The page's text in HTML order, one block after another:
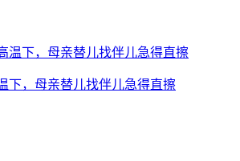
下，母亲替儿找伴儿急得直擦